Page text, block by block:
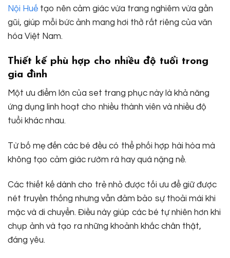
Nội Huế tạo nên cảm giác vừa trang nghiêm vừa gần
gũi, giúp mỗi bức ảnh mang hơi thở rất riêng của văn
hóa Việt Nam.
Thiết kế phù hợp cho nhiều độ tuổi trong
gia đình
Một ưu điểm lớn của set trang phục này là khả năng
ứng dụng linh hoạt cho nhiều thành viên và nhiều độ
tuổi khác nhau.
Từ bố mẹ đến các bé đều có thể phối hợp hài hòa mà
không tạo cảm giác rườm rà hay quá nặng nề.
Các thiết kế dành cho trẻ nhỏ được tối ưu để giữ được
nét truyền thống nhưng vẫn đảm bảo sự thoải mái khi
mặc và di chuyển. Điều này giúp các bé tự nhiên hơn khi
chụp ảnh và tạo ra những khoảnh khắc chân thật,
đáng yêu.